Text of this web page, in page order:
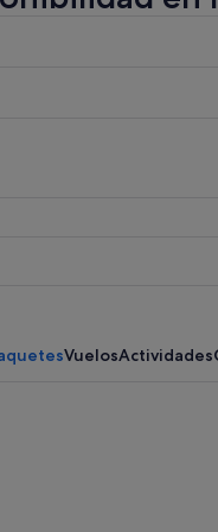
VuelosActividades